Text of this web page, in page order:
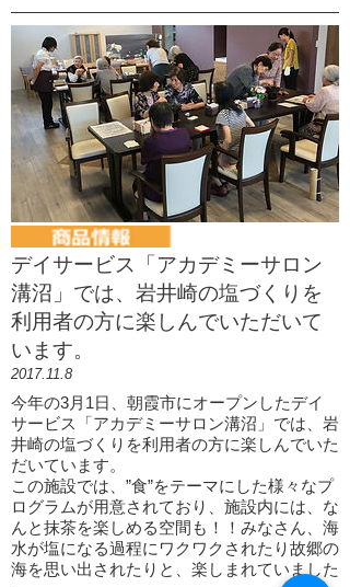
デイサービス「アカデミーサロン
溝沼」では、岩井崎の塩づくりを
利用者の方に楽しんでいただいて
います。
2017.11.8
今年の3月1日、朝霞市にオープンしたデイ
サービス「アカデミーサロン溝沼」では、岩
井崎の塩づくりを利用者の方に楽しんでいた
だいています。
この施設では、”食”をテーマにした様々なプ
ログラムが用意されており、施設内には、な
んと抹茶を楽しめる空間も！！みなさん、海
水が塩になる過程にワクワクされたり故郷の
海を思い出されたりと、楽しまれていました